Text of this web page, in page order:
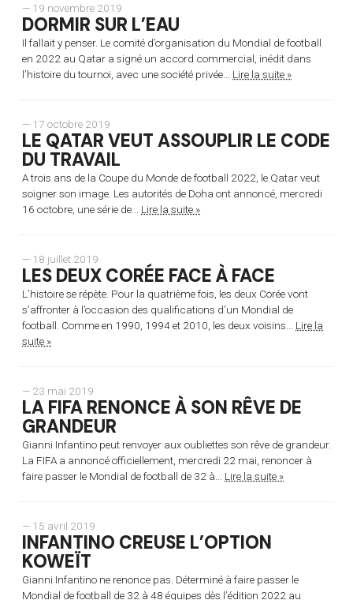
— 19 novembre 2019
DORMIR SUR L’EAU
Il fallait y penser. Le comité d’organisation du Mondial de football
en 2022 au Qatar a signé un accord commercial, inédit dans
l’histoire du tournoi, avec une société privée... Lire la suite »
— 17 octobre 2019
LE QATAR VEUT ASSOUPLIR LE CODE
DU TRAVAIL
A trois ans de la Coupe du Monde de football 2022, le Qatar veut
soigner son image. Les autorités de Doha ont annoncé, mercredi
16 octobre, une série de... Lire la suite »
— 18 juillet 2019
LES DEUX CORÉE FACE À FACE
L’histoire se répète. Pour la quatrième fois, les deux Corée vont
s’affronter à l’occasion des qualifications d’un Mondial de
football. Comme en 1990, 1994 et 2010, les deux voisins... Lire la
suite »
— 23 mai 2019
LA FIFA RENONCE À SON RÊVE DE
GRANDEUR
Gianni Infantino peut renvoyer aux oubliettes son rêve de grandeur.
La FIFA a annoncé officiellement, mercredi 22 mai, renoncer à
faire passer le Mondial de football de 32 à... Lire la suite »
— 15 avril 2019
INFANTINO CREUSE L’OPTION
KOWEÏT
Gianni Infantino ne renonce pas. Déterminé à faire passer le
Mondial de football de 32 à 48 équipes dès l’édition 2022 au